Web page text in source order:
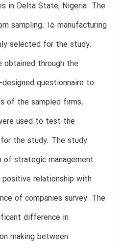
in Delta State, Nigeria. The
sampling. 15 manufacturing
selected for the study.
through the
questionnaire to
of the sampled firms.
used to test the
the study. The study
strategic management
relationship with
of companies survey. The
difference in
making between